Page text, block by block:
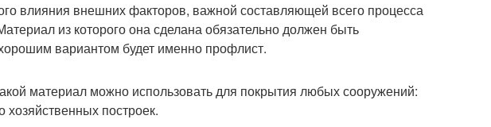
влияния внешних факторов, важной составляющей всего процесса
из которого она сделана обязательно должен быть
вариантом будет именно профлист.
материал можно использовать для покрытия любых сооружений:
построек.